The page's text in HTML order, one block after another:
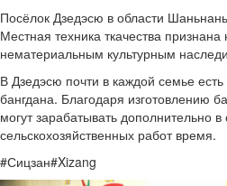
Посёлок Дзедэсю в области
Местная техника ткачества
нематериальным культурным
В Дзедэсю почти в каждой семье
бангдана. Благодаря изготовлению
могут зарабатывать дополнительно
сельскохозяйственных работ время.
#Сицзан#Xizang